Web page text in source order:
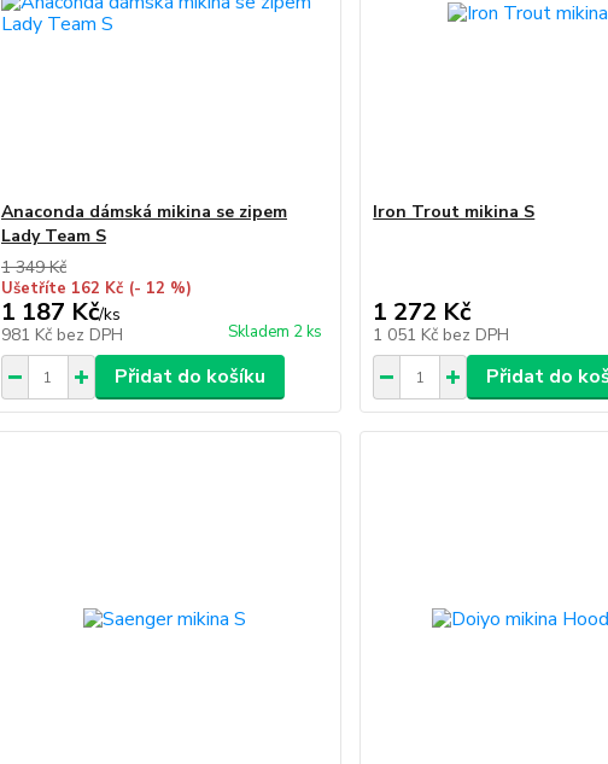
Anaconda dámská mikina se zipem
Lady Team S
1 349 Kč
Ušetříte 162 Kč (- 12 %)
1 187 Kč/ks
981 Kč bez DPH Skladem 2 ks
Přidat do košíku
Iron Trout mikina S
1 272 Kč
1 051 Kč bez DPH
Přidat do